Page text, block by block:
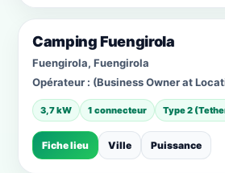
Camping Fuengirola
Fuengirola, Fuengirola
Opérateur : (Business Owner at
3,7 kW 1 connecteur Type 2
Fiche lieu Ville Puissance